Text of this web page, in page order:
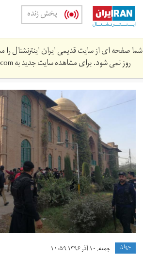
Skip
main
content
پخش زنده
شما صفحه ای از سایت قدیمی ایران اینترنشنال
روز نمی شود. برای مشاهده سایت جدید به
son-
dakika-
teroristler-
universiteye-
saldirdi-
silah-
ve-
patlama-
sesleri-
geliyor-
10346208.jpeg
جهان جمعه, ۱۰ آذر ۱۳۹۶ ۱۱:۵۹